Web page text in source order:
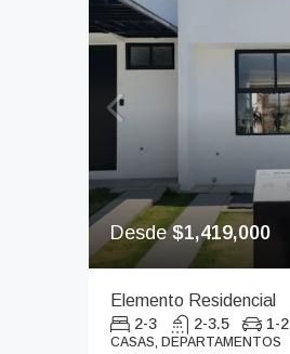
Desde$1,419,000
Elemento Residencial
2-3 2-3.5 1-2
CASAS, DEPARTAMENTOS